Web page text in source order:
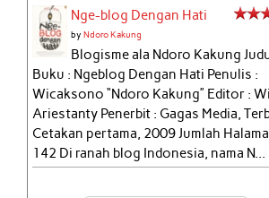
Nge-blog Dengan Hati
byNdoro Kakung
Blogisme ala Ndoro Kakung
Buku : Ngeblog Dengan Hati Penulis :
Wicaksono “Ndoro Kakung” Editor :
Ariestanty Penerbit : Gagas Media,
Cetakan pertama, 2009 Jumlah
142 Di ranah blog Indonesia, nama N...